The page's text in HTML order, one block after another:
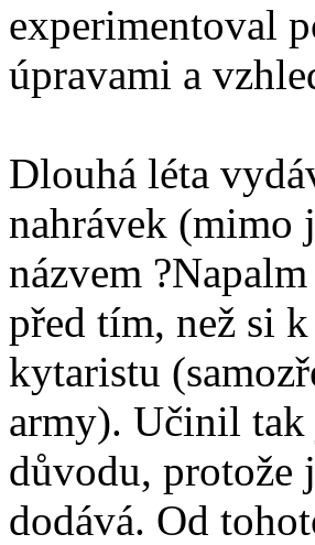
experimentoval
úpravami a
Dlouhá léta
nahrávek (mimo
názvem
před tím, než si
kytaristu
army). Učinil tak
důvodu, protože
dodává. Od